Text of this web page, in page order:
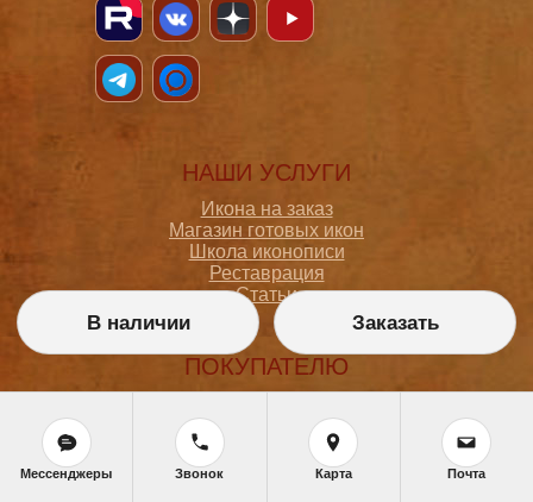
НАШИ УСЛУГИ
Икона на заказ
Магазин готовых икон
Школа иконописи
Реставрация
Статьи
ПОКУПАТЕЛЮ
Как сделать заказ
Доставка и оплата
Политика конфиденциальности
В наличии Заказать
Мессенджеры Звонок Карта Почта